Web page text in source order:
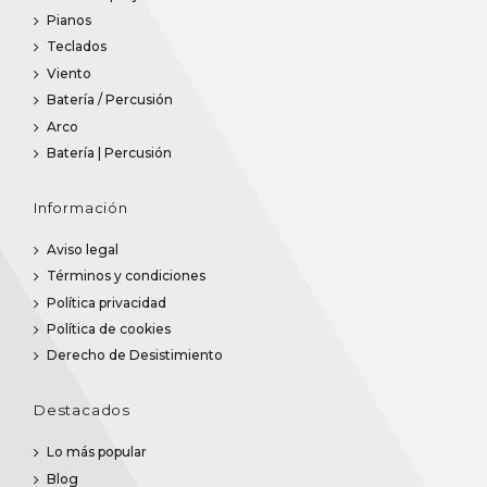
Pianos
Teclados
Viento
Batería / Percusión
Arco
Batería | Percusión
Información
Aviso legal
Términos y condiciones
Política privacidad
Política de cookies
Derecho de Desistimiento
Destacados
Lo más popular
Blog